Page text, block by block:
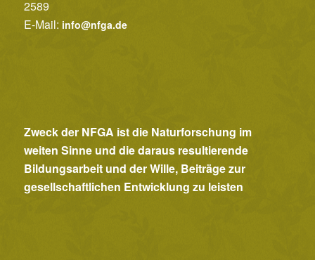
2589
E-Mail: info@nfga.de
Zweck der NFGA ist die Naturforschung im
weiten Sinne und die daraus resultierende
Bildungsarbeit und der Wille, Beiträge zur
gesellschaftlichen Entwicklung zu leisten